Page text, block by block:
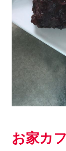
お家カ